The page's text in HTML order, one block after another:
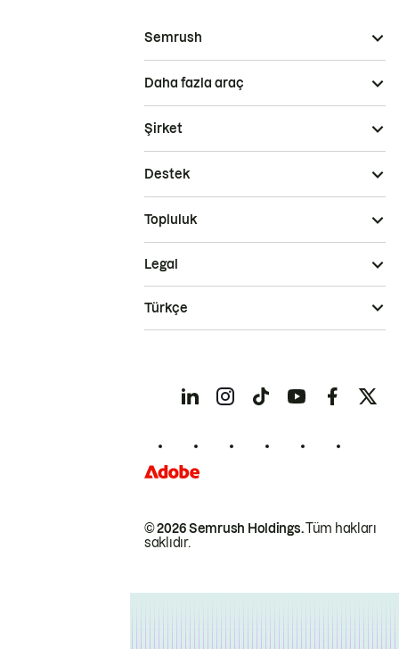
Semrush
Daha fazla araç
Şirket
Destek
Topluluk
© 2026 Semrush Holdings.Tüm hakları
saklıdır.
Legal
Türkçe